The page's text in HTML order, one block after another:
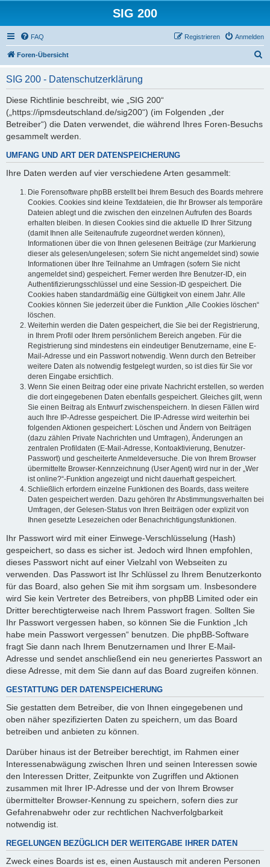
SIG 200
FAQ Anmelden
Registrieren
Foren-Übersicht
SIG 200 - Datenschutzerklärung
Diese Richtlinie beschreibt, wie „SIG 200“
(„https://ipmsdeutschland.de/sig200“) (im Folgenden „der
Betreiber“) die Daten verwendet, die während Ihres Foren-Besuchs
gesammelt werden.
UMFANG UND ART DER DATENSPEICHERUNG
Ihre Daten werden auf vier verschiedene Arten gesammelt:
Die Forensoftware phpBB erstellt bei Ihrem Besuch des Boards mehrere
Cookies. Cookies sind kleine Textdateien, die Ihr Browser als temporäre
Dateien ablegt und die zwischen den einzelnen Aufrufen des Boards
erhalten bleiben. In diesen Cookies sind die aktuelle ID Ihrer Sitzung
(damit Ihnen alle Seitenaufrufe zugeordnet werden können),
Informationen über die von Ihnen gelesenen Beiträge (zur Markierung
dieser als gelesen/ungelesen; sofern Sie nicht angemeldet sind) sowie
Informationen über Ihre Teilnahme an Umfragen (sofern Sie nicht
angemeldet sind) gespeichert. Ferner werden Ihre Benutzer-ID, ein
Authentifizierungsschlüssel und eine Session-ID gespeichert. Die
Cookies haben standardmäßig eine Gültigkeit von einem Jahr. Alle
Cookies können Sie jederzeit über die Funktion „Alle Cookies löschen“
löschen.
Weiterhin werden die Daten gespeichert, die Sie bei der Registrierung,
in Ihrem Profil oder Ihrem persönlichem Bereich angeben. Für die
Registrierung sind mindestens ein eindeutiger Benutzername, eine E-
Mail-Adresse und ein Passwort notwendig. Wenn durch den Betreiber
weitere Daten als notwendig festgelegt wurden, so ist dies für Sie vor
deren Eingabe ersichtlich.
Wenn Sie einen Beitrag oder eine private Nachricht erstellen, so werden
die dort eingegebenen Daten ebenfalls gespeichert. Gleiches gilt, wenn
Sie einen Beitrag als Entwurf zwischenspeichern. In diesen Fällen wird
auch Ihre IP-Adresse gespeichert. Die IP-Adresse wird weiterhin bei
folgenden Aktionen gespeichert: Löschen und Ändern von Beiträgen
(dazu zählen Private Nachrichten und Umfragen), Änderungen an
zentralen Profildaten (E-Mail-Adresse, Kontoaktivierung, Benutzer-
Passwort) und gescheiterte Anmeldeversuche. Die von Ihrem Browser
übermittelte Browser-Kennzeichnung (User Agent) wird nur in der „Wer
ist online?“-Funktion angezeigt und nicht dauerhaft gespeichert.
Schließlich erfordern einzelne Funktionen des Boards, dass weitere
Daten gespeichert werden. Dazu gehören Ihr Abstimmungsverhalten bei
Umfragen, der Gelesen-Status von Ihren Beiträgen oder explizit von
Ihnen gesetzte Lesezeichen oder Benachrichtigungsfunktionen.
Ihr Passwort wird mit einer Einwege-Verschlüsselung (Hash)
gespeichert, so dass es sicher ist. Jedoch wird Ihnen empfohlen,
dieses Passwort nicht auf einer Vielzahl von Webseiten zu
verwenden. Das Passwort ist Ihr Schlüssel zu Ihrem Benutzerkonto
für das Board, also gehen Sie mit ihm sorgsam um. Insbesondere
wird Sie kein Vertreter des Betreibers, von phpBB Limited oder ein
Dritter berechtigterweise nach Ihrem Passwort fragen. Sollten Sie
Ihr Passwort vergessen haben, so können Sie die Funktion „Ich
habe mein Passwort vergessen“ benutzen. Die phpBB-Software
fragt Sie dann nach Ihrem Benutzernamen und Ihrer E-Mail-
Adresse und sendet anschließend ein neu generiertes Passwort an
diese Adresse, mit dem Sie dann auf das Board zugreifen können.
GESTATTUNG DER DATENSPEICHERUNG
Sie gestatten dem Betreiber, die von Ihnen eingegebenen und
oben näher spezifizierten Daten zu speichern, um das Board
betreiben und anbieten zu können.
Darüber hinaus ist der Betreiber berechtigt, im Rahmen einer
Interessenabwägung zwischen Ihren und seinen Interessen sowie
den Interessen Dritter, Zeitpunkte von Zugriffen und Aktionen
zusammen mit Ihrer IP-Adresse und der von Ihrem Browser
übermittelter Browser-Kennung zu speichern, sofern dies zur
Gefahrenabwehr oder zur rechtlichen Nachverfolgbarkeit
notwendig ist.
REGELUNGEN BEZÜGLICH DER WEITERGABE IHRER DATEN
Zweck eines Boards ist es, einen Austausch mit anderen Personen